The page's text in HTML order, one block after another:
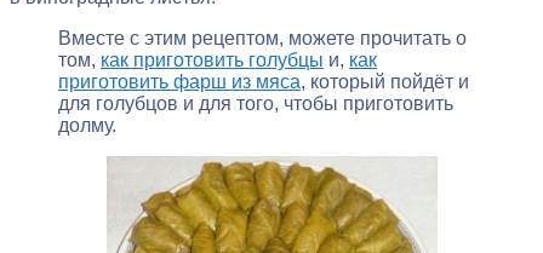
Вместе с этим рецептом, можете прочитать о
том, как приготовить голубцы и, как
приготовить фарш из мяса, который пойдёт и
для голубцов и для того, чтобы приготовить
долму.